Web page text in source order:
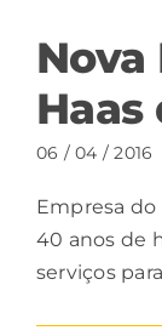
Nova
Haas
06 / 04 / 2016
Empresa do
40 anos de
serviços